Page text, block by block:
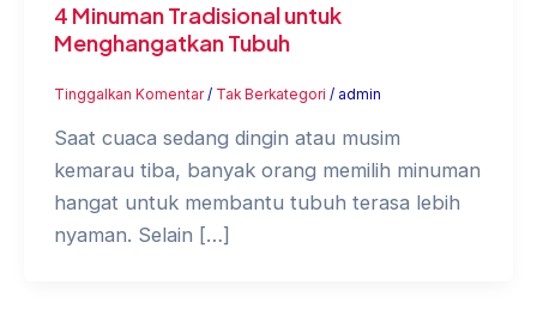
4 Minuman Tradisional untuk
Menghangatkan Tubuh
Tinggalkan Komentar / Tak Berkategori / admin
Saat cuaca sedang dingin atau musim
kemarau tiba, banyak orang memilih minuman
hangat untuk membantu tubuh terasa lebih
nyaman. Selain […]